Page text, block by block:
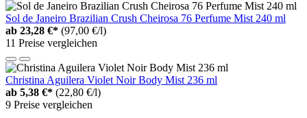
Sol de Janeiro Brazilian Crush Cheirosa 76 Perfume Mist 240 ml
ab 23,28 €* (97,00 €/l)
11 Preise vergleichen
Christina Aguilera Violet Noir Body Mist 236 ml
ab 5,38 €* (22,80 €/l)
9 Preise vergleichen